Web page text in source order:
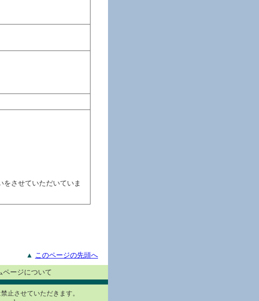
させていただいていま
▲ このページの先頭へ
ページについて
止させていただきます。